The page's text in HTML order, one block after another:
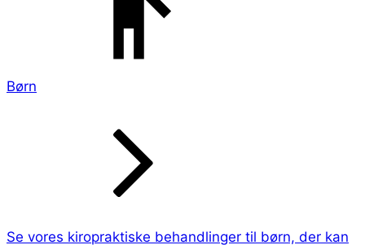
Børn
Se vores kiropraktiske behandlinger til børn, der kan